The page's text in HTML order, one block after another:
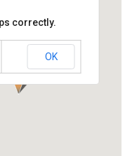
correctly.
OK